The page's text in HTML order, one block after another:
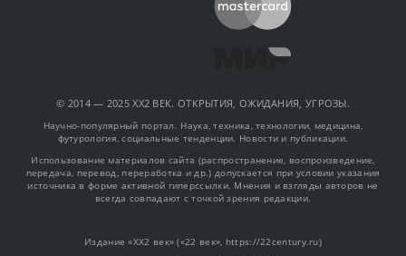
© 2014 — 2025 XX2 ВЕК. ОТКРЫТИЯ, ОЖИДАНИЯ, УГРОЗЫ.
Научно-популярный портал. Наука, техника, технологии, медицина,
футурология, социальные тенденции. Новости и публикации.
Использование материалов сайта (распространение, воспроизведение,
передача, перевод, переработка и др.) допускается при условии указания
источника в форме активной гиперссылки. Мнения и взгляды авторов не
всегда совпадают с точкой зрения редакции.
Издание «XX2 век» («22 век», https://22century.ru)